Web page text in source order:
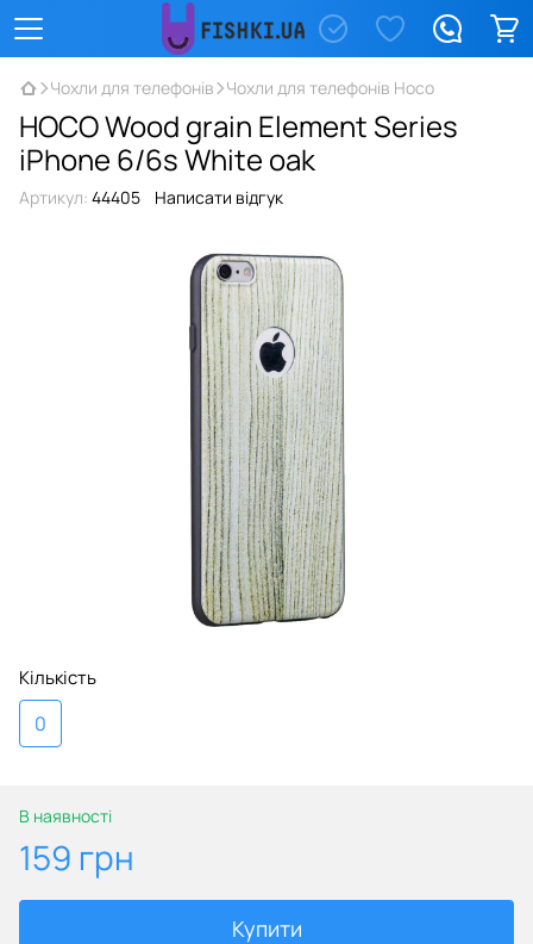
Чохли для телефонів Чохли для телефонів Hoco
HOCO Wood grain Element Series
iPhone 6/6s White oak
Артикул: 44405 Написати відгук
Кількість
0
В наявності
159 грн
Купити